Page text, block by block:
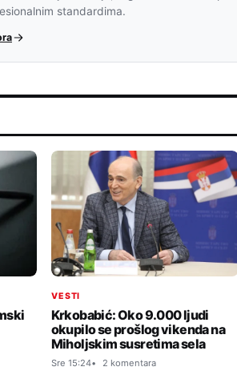
standardima.
VESTI
Krkobabić: Oko 9.000 ljudi
okupilo se prošlog vikenda na
Miholjskim susretima sela
Sre 15:24 2 komentara